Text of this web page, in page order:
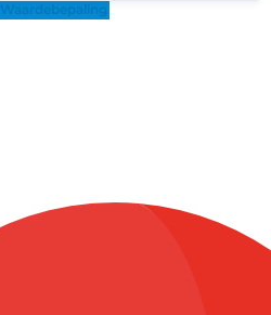
Waardebepaling